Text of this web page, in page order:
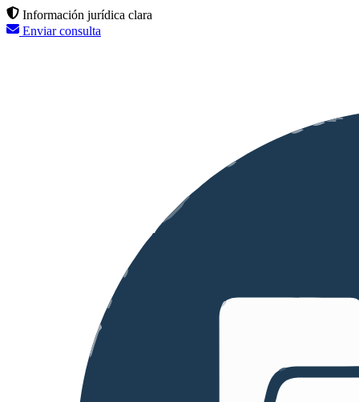
Información jurídica clara
Enviar consulta